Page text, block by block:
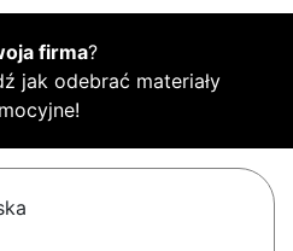
firma?
jak odebrać materiały